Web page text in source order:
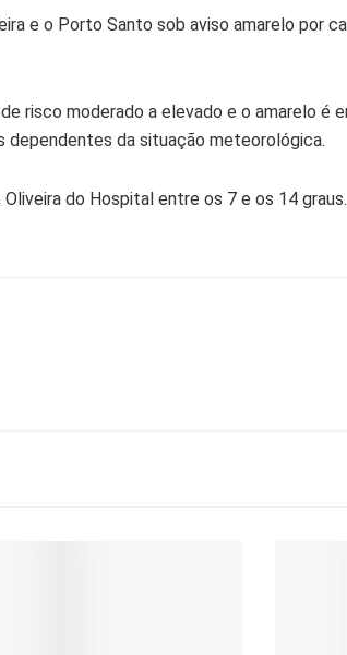
e o Porto Santo sob aviso amarelo por
risco moderado a elevado e o amarelo é
dependentes da situação meteorológica.
do Hospital entre os 7 e os 14 graus.